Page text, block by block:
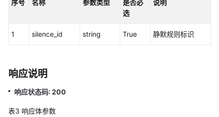
Fabric）
述
叫
中
心
置
序号 名称 参数类型
是否必
选
说明
1 silence_id string True 静默规则标识
响应说明
响应状态码: 200
表3 响应体参数